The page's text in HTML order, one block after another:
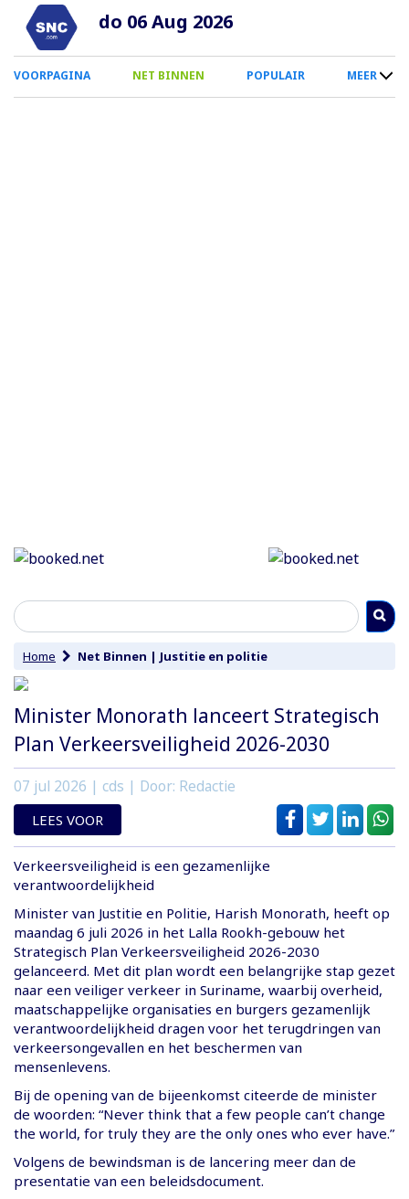
Overslaan
naar
inhoud
do 06 Aug 2026
0
Smartphone
VOORPAGINA NET BINNEN POPULAIR MEER
Home Net Binnen | Justitie en politie
Minister Monorath lanceert Strategisch
Plan Verkeersveiligheid 2026-2030
07 jul 2026 | cds | Door: Redactie
LEES VOOR
Verkeersveiligheid is een gezamenlijke
verantwoordelijkheid
Minister van Justitie en Politie, Harish Monorath, heeft op
maandag 6 juli 2026 in het Lalla Rookh-gebouw het
Strategisch Plan Verkeersveiligheid 2026-2030
gelanceerd. Met dit plan wordt een belangrijke stap gezet
naar een veiliger verkeer in Suriname, waarbij overheid,
maatschappelijke organisaties en burgers gezamenlijk
verantwoordelijkheid dragen voor het terugdringen van
verkeersongevallen en het beschermen van
mensenlevens.
Bij de opening van de bijeenkomst citeerde de minister
de woorden: “Never think that a few people can’t change
the world, for truly they are the only ones who ever have.”
Volgens de bewindsman is de lancering meer dan de
presentatie van een beleidsdocument.